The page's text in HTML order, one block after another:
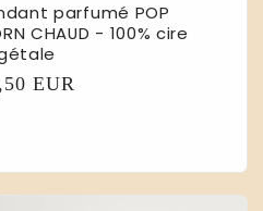
parfumé POP
CHAUD - 100% cire
EUR